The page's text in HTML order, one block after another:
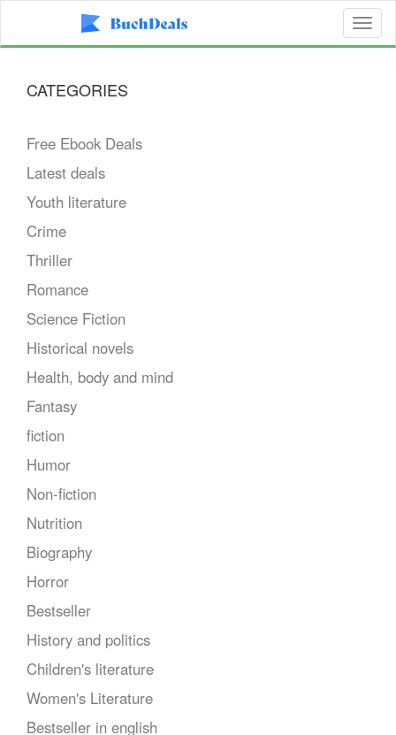
CATEGORIES
Free Ebook Deals
Latest deals
Youth literature
Crime
Thriller
Romance
Science Fiction
Historical novels
Health, body and mind
Fantasy
fiction
Humor
Non-fiction
Nutrition
Biography
Horror
Bestseller
History and politics
Children's literature
Women's Literature
Bestseller in english